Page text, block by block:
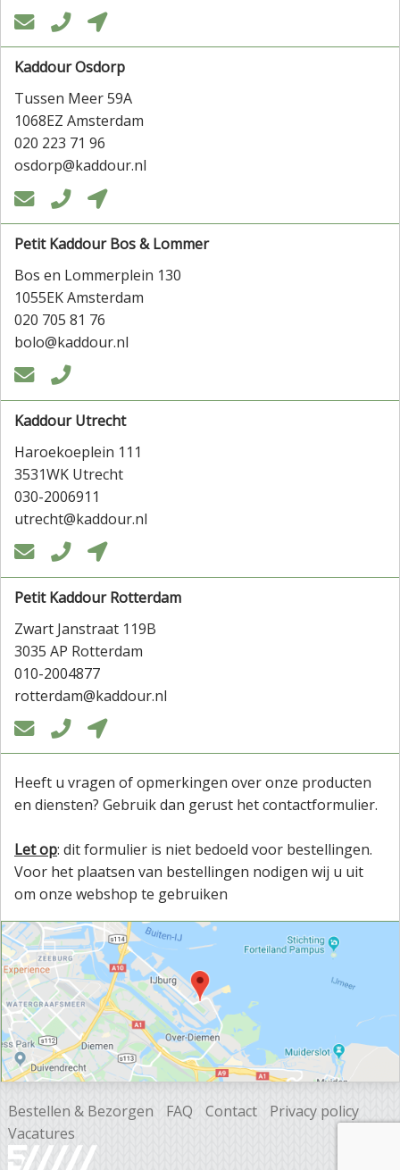
  
Kaddour Osdorp
Tussen Meer 59A
1068EZ Amsterdam
020 223 71 96
osdorp@kaddour.nl
  
Petit Kaddour Bos & Lommer
Bos en Lommerplein 130
1055EK Amsterdam
020 705 81 76
bolo@kaddour.nl
 
Kaddour Utrecht
Haroekoeplein 111
3531WK Utrecht
030-2006911
utrecht@kaddour.nl
  
Petit Kaddour Rotterdam
Zwart Janstraat 119B
3035 AP Rotterdam
010-2004877
rotterdam@kaddour.nl
  
Heeft u vragen of opmerkingen over onze producten
en diensten? Gebruik dan gerust het contactformulier.
Let op: dit formulier is niet bedoeld voor bestellingen.
Voor het plaatsen van bestellingen nodigen wij u uit
om onze webshop te gebruiken
Bestellen & Bezorgen FAQ Contact
Privacy policy
Vacatures